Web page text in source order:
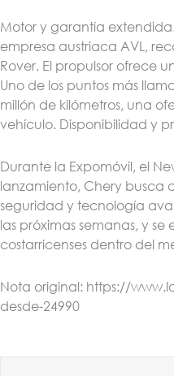
Motor y garantía
empresa austriaca AVL,
Rover. El propulsor ofrece
Uno de los puntos más
millón de kilómetros, una
vehículo. Disponibilidad y
Durante la Expomóvil, el
lanzamiento, Chery busca
seguridad y tecnología
las próximas semanas, y
costarricenses dentro del
Nota original: https://
desde-24990